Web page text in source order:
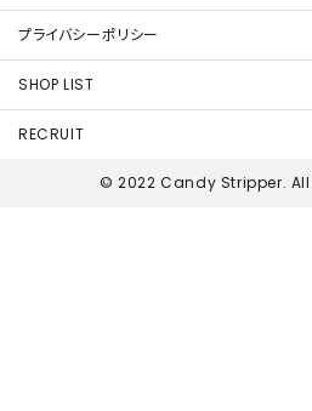
プライバシーポリシー
SHOP LIST
RECRUIT
© 2022 Candy Stripper.